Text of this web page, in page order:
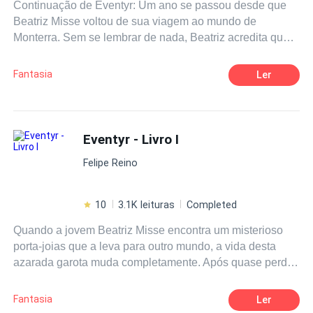
Continuação de Eventyr: Um ano se passou desde que
Beatriz Misse voltou de sua viagem ao mundo de
Monterra. Sem se lembrar de nada, Beatriz acredita que o
temporada em coma. Mas tudo muda completamente
quando, em uma certa noite, Nicardo aparece em seu
segue uma aventura em busca de sua memória,
enquanto tenta se recordar de quem é o rapaz chamado
Alexis que perturba tanto sua cabeça apenas em ouvir
cheia de novos mistérios aguarda Beatriz nessa
emocionante continuação de "Eventyr".
Fantasia Ler
Eventyr - Livro I
Felipe Reino
10 3.1K leituras Completed
Quando a jovem Beatriz Misse encontra um misterioso
porta-joias que a leva para outro mundo, a vida desta
azarada garota muda completamente. Após quase perder
Alexis, Beatriz se junta ao jovem herdeiro em uma
Fantasia Ler